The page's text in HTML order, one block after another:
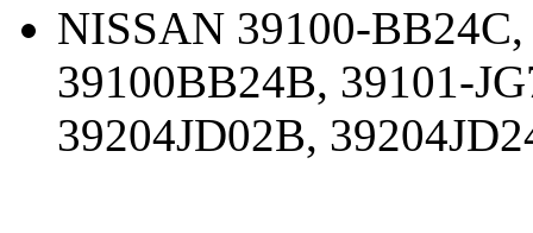
NISSAN 39100-
39100BB24B, 39101-
39204JD02B,